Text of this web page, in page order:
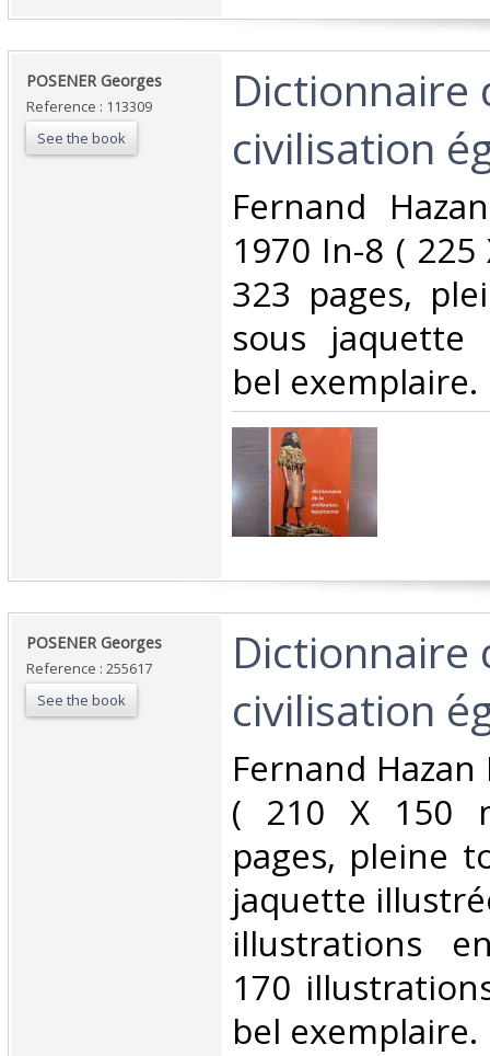
‎POSENER Georges‎
Reference : 113309
See the book
‎Dictionnaire
civilisation
‎Fernand
1970 In-8 (
323 pages,
sous jaquette
bel exemplaire.‎
‎POSENER Georges‎
Reference : 255617
See the book
‎Dictionnaire
civilisation
‎Fernand
( 210 X 150
pages, pleine
jaquette
illustrations
170
bel exemplaire.‎